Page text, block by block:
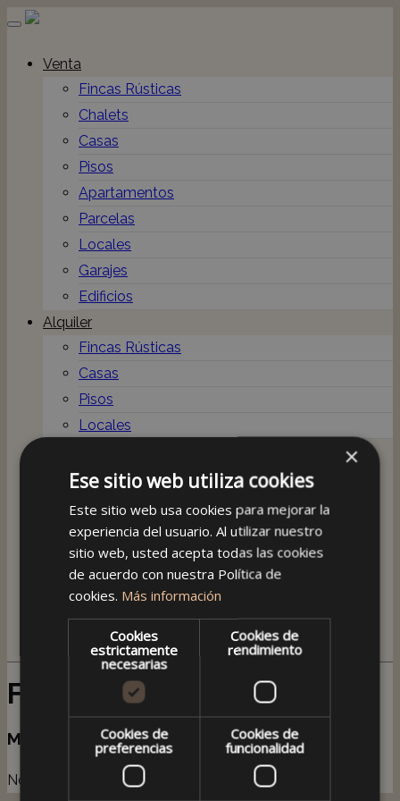
Toggle
Venta
Fincas Rústicas
Chalets
Casas
Pisos
Apartamentos
Parcelas
Locales
Garajes
Edificios
Alquiler
Fincas Rústicas
Casas
Pisos
Locales
Contacto
NUESTRAS VENTAS
Comprar como extranjero
+34 971384225
+34 971384225
Favoritos
Mensaje
No existen inmuebles seleccionados.
×
Ese sitio web utiliza cookies
Este sitio web usa cookies para mejorar la
experiencia del usuario. Al utilizar nuestro
sitio web, usted acepta todas las cookies
de acuerdo con nuestra Política de
cookies. Más información
Cookies
estrictamente
necesarias
Cookies de
rendimiento
Cookies de
preferencias
Cookies de
funcionalidad